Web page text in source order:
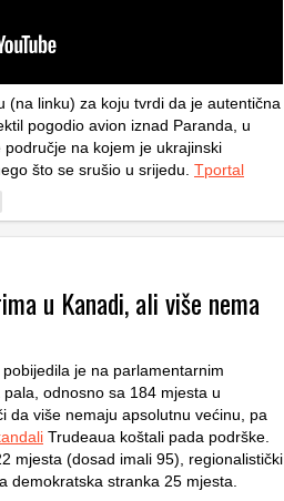
(na linku) za koju tvrdi da je autentična
pogodio avion iznad Paranda, u
na kojem je ukrajinski
što se srušio u srijedu. Tportal
u Kanadi, ali više nema
je na parlamentarnim
odnosno sa 184 mjesta u
da više nemaju apsolutnu većinu, pa
Trudeaua koštali pada podrške.
mjesta (dosad imali 95), regionalistički
demokratska stranka 25 mjesta.